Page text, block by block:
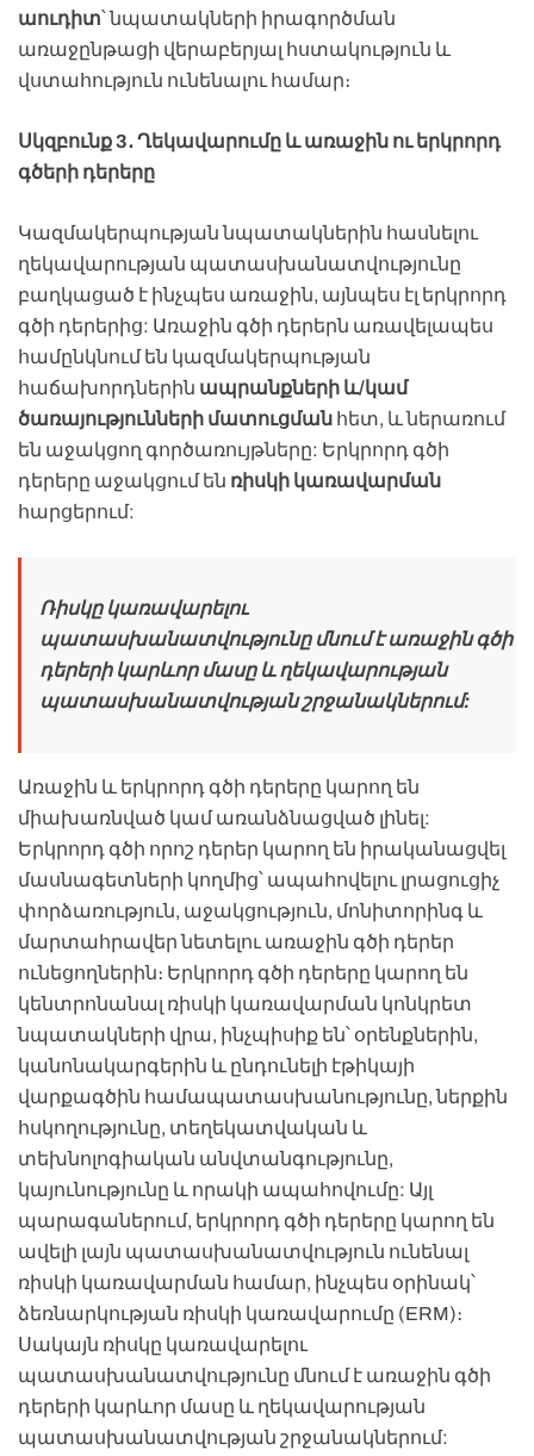
աուդիտ՝ նպատակների իրագործման
առաջընթացի վերաբերյալ հստակություն և
վստահություն ունենալու համար։
Սկզբունք 3․ Ղեկավարումը և առաջին ու երկրորդ
գծերի դերերը
Կազմակերպության նպատակներին հասնելու
ղեկավարության պատասխանատվությունը
բաղկացած է ինչպես առաջին, այնպես էլ երկրորդ
գծի դերերից: Առաջին գծի դերերն առավելապես
համընկնում են կազմակերպության
հաճախորդներին ապրանքների և/կամ
ծառայությունների մատուցման հետ, և ներառում
են աջակցող գործառույթները: Երկրորդ գծի
դերերը աջակցում են ռիսկի կառավարման
հարցերում:
Ռիսկը կառավարելու
պատասխանատվությունը մնում է առաջին գծի
դերերի կարևոր մասը և ղեկավարության
պատասխանատվության շրջանակներում:
Առաջին և երկրորդ գծի դերերը կարող են
միախառնված կամ առանձնացված լինել:
Երկրորդ գծի որոշ դերեր կարող են իրականացվել
մասնագետների կողմից՝ ապահովելու լրացուցիչ
փորձառություն, աջակցություն, մոնիտորինգ և
մարտահրավեր նետելու առաջին գծի դերեր
ունեցողներին։ Երկրորդ գծի դերերը կարող են
կենտրոնանալ ռիսկի կառավարման կոնկրետ
նպատակների վրա, ինչպիսիք են՝ օրենքներին,
կանոնակարգերին և ընդունելի էթիկայի
վարքագծին համապատասխանությունը, ներքին
հսկողությունը, տեղեկատվական և
տեխնոլոգիական անվտանգությունը,
կայունությունը և որակի ապահովումը: Այլ
պարագաներում, երկրորդ գծի դերերը կարող են
ավելի լայն պատասխանատվություն ունենալ
ռիսկի կառավարման համար, ինչպես օրինակ՝
ձեռնարկության ռիսկի կառավարումը (ERM)։
Սակայն ռիսկը կառավարելու
պատասխանատվությունը մնում է առաջին գծի
դերերի կարևոր մասը և ղեկավարության
պատասխանատվության շրջանակներում: